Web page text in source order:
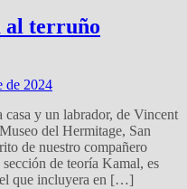
al terruño
de 2024
casa y un labrador, de Vincent
del Hermitage, San
de nuestro compañero
de teoría Kamal, es
que incluyera en […]